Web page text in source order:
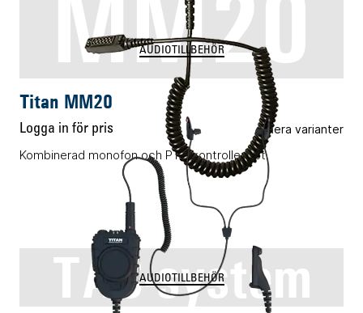
MM20
AUDIOTILLBEHÖR
Titan MM20
Logga in för pris Flera varianter
Kombinerad monofon och PTT-kontrollenhet.
TAC-system
AUDIOTILLBEHÖR